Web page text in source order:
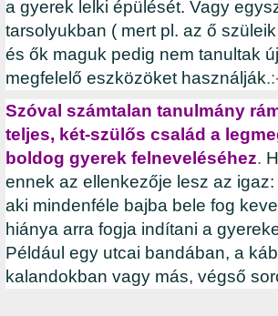
a gyerek lelki épülését. Vagy
tarsolyukban ( mert pl. az ő
és ők maguk pedig nem tanultak
megfelelő eszközöket használják
Szóval számtalan tanulmány
teljes, két-szülős család a
boldog gyerek felneveléséhez.
ennek az ellenkezője lesz az
aki mindenféle bajba bele fog
hiánya arra fogja indítani a
Például egy utcai bandában, a
kalandokban vagy más, végső